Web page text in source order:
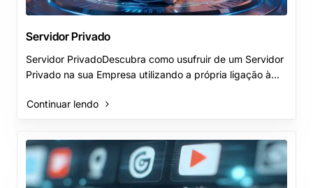
Servidor Privado
Servidor PrivadoDescubra como usufruir de um Servidor
Privado na sua Empresa utilizando a própria ligação à
Continuar lendo